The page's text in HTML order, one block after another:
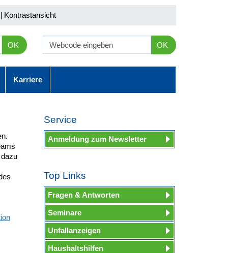
Kontrastansicht
OK OK
Karriere
Service
Anmeldung zum Newsletter
Top Links
Fragen & Antworten
Seminare
Unfallanzeigen
Haushaltshilfen